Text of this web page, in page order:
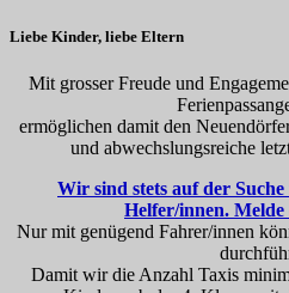
Liebe Kinder, liebe Eltern
Mit grosser Freude und
ermöglichen damit den
und abwechslungsreiche
Wir sind stets auf der
Helfer/innen.
Nur mit genügend Fahrer/innen
Damit wir die Anzahl Taxis